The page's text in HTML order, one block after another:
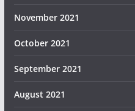
November 2021
October 2021
September 2021
August 2021